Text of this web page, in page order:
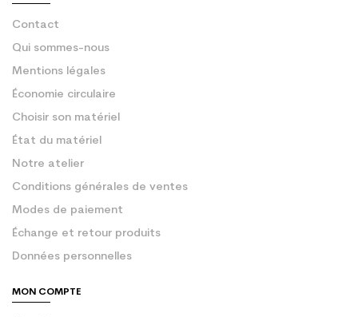
Contact
Qui sommes-nous
Mentions légales
Économie circulaire
Choisir son matériel
État du matériel
Notre atelier
Conditions générales de ventes
Modes de paiement
Échange et retour produits
Données personnelles
MON COMPTE